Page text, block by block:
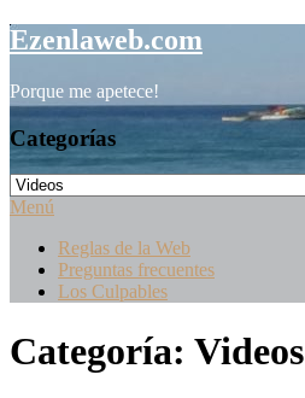
Saltar
al
Ezenlaweb.com
Porque me apetece!
Categorías
Categorías
Menú
Reglas de la Web
Preguntas frecuentes
Los Culpables
Categoría: Videos